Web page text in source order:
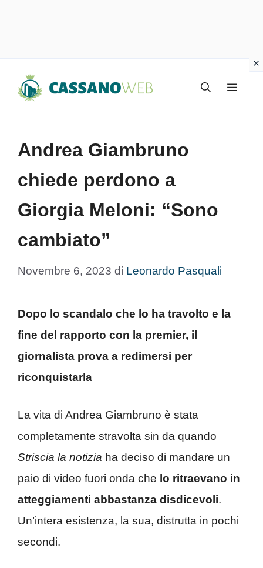
Menu
Andrea Giambruno
chiede perdono a
Giorgia Meloni: “Sono
cambiato”
Novembre 6, 2023 di Leonardo Pasquali
Dopo lo scandalo che lo ha travolto e la
fine del rapporto con la premier, il
giornalista prova a redimersi per
riconquistarla
La vita di Andrea Giambruno è stata
completamente stravolta sin da quando
Striscia la notizia ha deciso di mandare un
paio di video fuori onda che lo ritraevano in
atteggiamenti abbastanza disdicevoli.
Un’intera esistenza, la sua, distrutta in pochi
secondi.